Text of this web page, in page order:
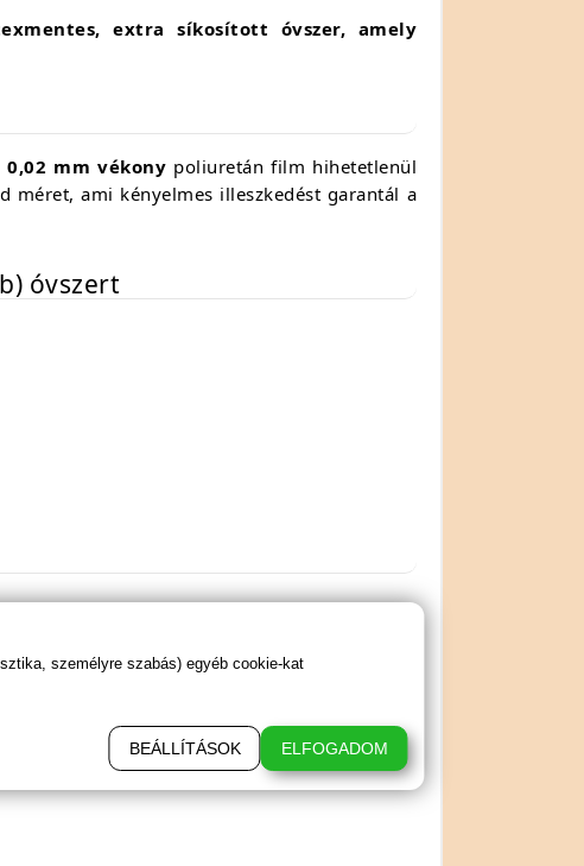
extra síkosított óvszer, amely
0,02 mm vékony poliuretán film hihetetlenül
méret, ami kényelmes illeszkedést garantál a
óvszert
személyre szabás) egyéb cookie-kat
BEÁLLÍTÁSOK ELFOGADOM